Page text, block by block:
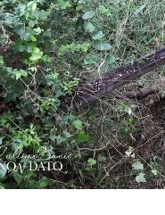
Economia e lavoro
Italia Mondo
Sanità
Sport
Cultura